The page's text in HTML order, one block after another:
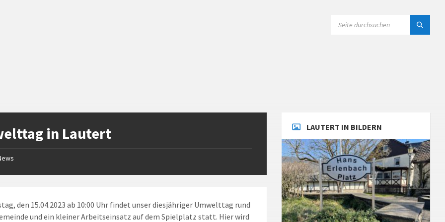
in Lautert
den 15.04.2023 ab 10:00 Uhr findet unser diesjähriger Umwelttag rund
und ein kleiner Arbeitseinsatz auf dem Spielplatz statt. Hier wird
LAUTERT IN BILDERN